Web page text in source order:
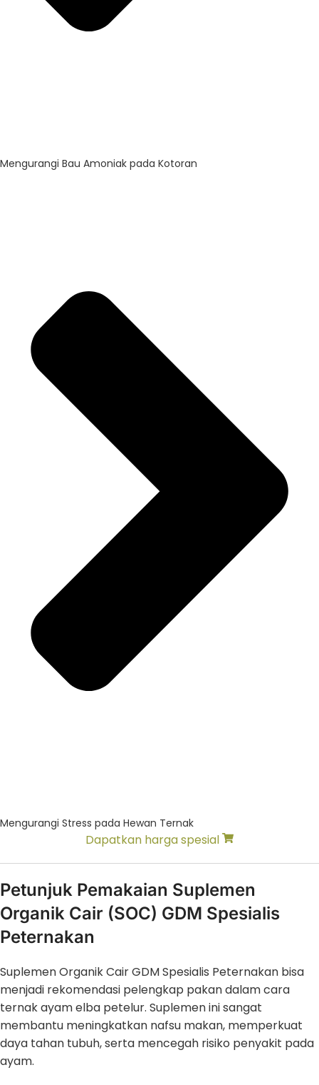
Mengurangi Bau Amoniak pada Kotoran
Mengurangi Stress pada Hewan Ternak
Dapatkan harga spesial
Petunjuk Pemakaian Suplemen
Organik Cair (SOC) GDM Spesialis
Peternakan
Suplemen Organik Cair GDM Spesialis Peternakan bisa
menjadi rekomendasi pelengkap pakan dalam cara
ternak ayam elba petelur. Suplemen ini sangat
membantu meningkatkan nafsu makan, memperkuat
daya tahan tubuh, serta mencegah risiko penyakit pada
ayam.